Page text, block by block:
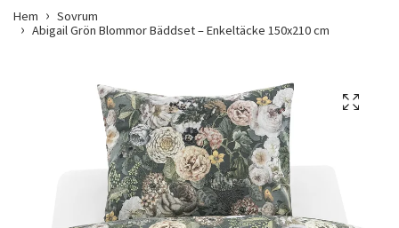
Hem
Sovrum
Abigail Grön Blommor Bäddset – Enkeltäcke 150x210 cm